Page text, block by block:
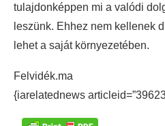
tulajdonképpen mi a valódi
leszünk. Ehhez nem kellenek
lehet a saját környezetében.
Felvidék.ma
{iarelatednews